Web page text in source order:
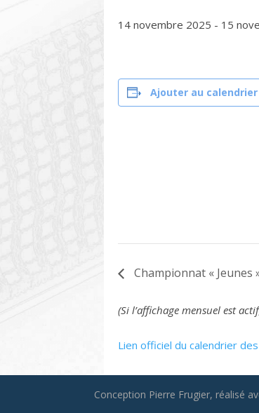
14 novembre 2025 - 15
Ajouter au calendrier
Championnat « Jeunes
(Si l’affichage mensuel est
Lien officiel du calendrier
Conception Pierre Frugier, réalisé